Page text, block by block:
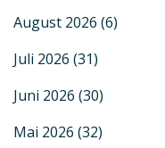
August 2026 (6)
Juli 2026 (31)
Juni 2026 (30)
Mai 2026 (32)